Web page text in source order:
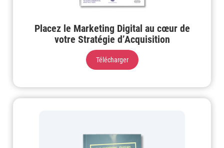
Placez le Marketing Digital au cœur de
votre Stratégie d’Acquisition
Télécharger